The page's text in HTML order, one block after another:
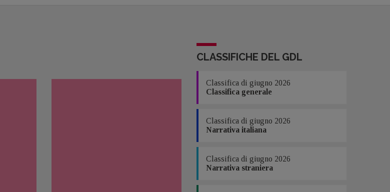
CLASSIFICHE DEL GDL
Classifica di giugno 2026
Classifica generale
Classifica di giugno 2026
Narrativa italiana
Classifica di giugno 2026
Narrativa straniera